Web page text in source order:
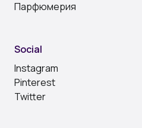
Парфюмерия
Social
Instagram
Pinterest
Twitter